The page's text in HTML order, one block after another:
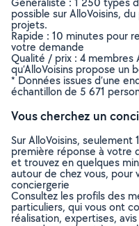
possible sur AlloVoisins,
projets.
Rapide : 10 minutes pour
votre demande
Qualité / prix : 4 membres
qu’AlloVoisins propose
* Données issues d’une
échantillon de 5 671
Vous cherchez un
Sur AlloVoisins,
première réponse à votre
et trouvez en quelques
autour de chez vous, pour
conciergerie
Consultez les profils des
particuliers, qui vous ont
réalisation, expertises,